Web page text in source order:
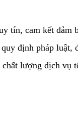
tín, cam kết đảm
định pháp
lượng dịch vụ